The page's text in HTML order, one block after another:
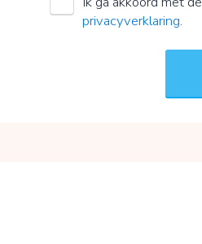
privacyverklaring.